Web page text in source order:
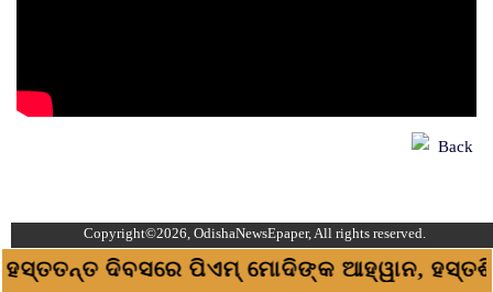
Back
ଦିବସରେ ପିଏମ୍ ମୋଦିଙ୍କ ଆହ୍ୱାନ,
Copyright©2026, OdishaNewsEpaper, All rights reserved.